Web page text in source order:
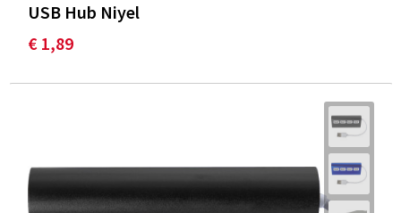
USB Hub Niyel
€ 1,89